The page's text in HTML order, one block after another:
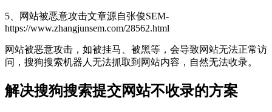
5、网站被恶意攻击文章源自张俊SEM-
https://www.zhangjunsem.com/28562.html
网站被恶意攻击，如被挂马、被黑等，会导致网站无法正常访
问，搜狗搜索机器人无法抓取到网站内容，自然无法收录。
解决搜狗搜索提交网站不收录的方案